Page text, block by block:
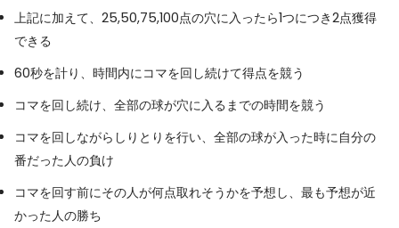
上記に加えて、25,50,75,100点の穴に入ったら1つにつき2点獲得
できる
60秒を計り、時間内にコマを回し続けて得点を競う
コマを回し続け、全部の球が穴に入るまでの時間を競う
コマを回しながらしりとりを行い、全部の球が入った時に自分の
番だった人の負け
コマを回す前にその人が何点取れそうかを予想し、最も予想が近
かった人の勝ち